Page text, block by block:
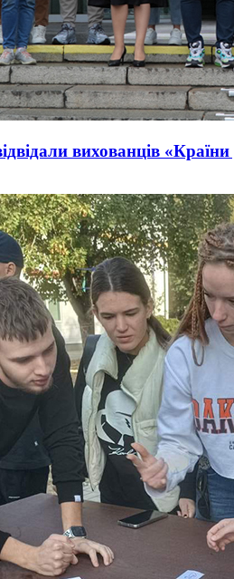
вихованців